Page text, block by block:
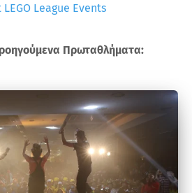
LEGO League Events
Πρωταθλήματα: